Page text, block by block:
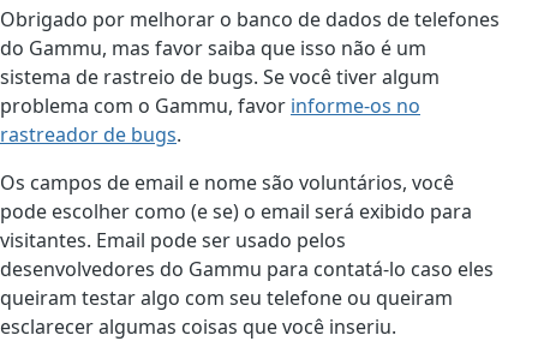
Obrigado por melhorar o banco de dados de telefones
do Gammu, mas favor saiba que isso não é um
sistema de rastreio de bugs. Se você tiver algum
problema com o Gammu, favor informe-os no
rastreador de bugs.
Os campos de email e nome são voluntários, você
pode escolher como (e se) o email será exibido para
visitantes. Email pode ser usado pelos
desenvolvedores do Gammu para contatá-lo caso eles
queiram testar algo com seu telefone ou queiram
esclarecer algumas coisas que você inseriu.